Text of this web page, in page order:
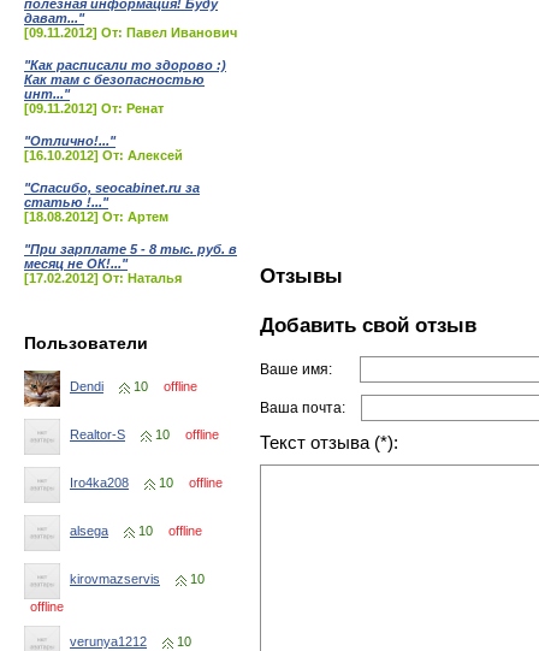
полезная информация! Буду
дават..."
[09.11.2012] От: Павел Иванович
"Как расписали то здорово :)
Как там с безопасностью
инт..."
[09.11.2012] От: Ренат
"Отлично!..."
[16.10.2012] От: Алексей
"Спасибо, seocabinet.ru за
статью !..."
[18.08.2012] От: Артем
"При зарплате 5 - 8 тыс. руб. в
месяц не ОК!..."
[17.02.2012] От: Наталья
Пользователи
Dendi 10 offline
Realtor-S 10 offline
Iro4ka208 10 offline
alsega 10 offline
kirovmazservis
10
offline
verunya1212
10
Отзывы
Добавить свой отзыв
Ваше имя:
Ваша почта:
Текст отзыва (*):